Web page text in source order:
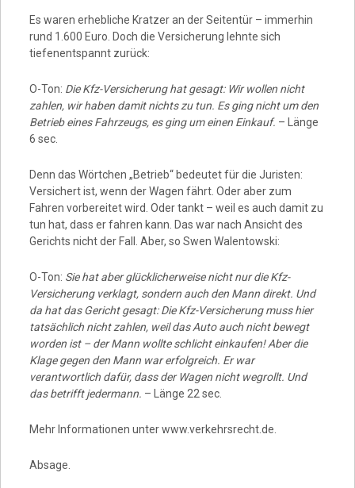
Es waren erhebliche Kratzer an der Seitentür – immerhin
rund 1.600 Euro. Doch die Versicherung lehnte sich
tiefenentspannt zurück:
O-Ton: Die Kfz-Versicherung hat gesagt: Wir wollen nicht
zahlen, wir haben damit nichts zu tun. Es ging nicht um den
Betrieb eines Fahrzeugs, es ging um einen Einkauf. – Länge
6 sec.
Denn das Wörtchen „Betrieb“ bedeutet für die Juristen:
Versichert ist, wenn der Wagen fährt. Oder aber zum
Fahren vorbereitet wird. Oder tankt – weil es auch damit zu
tun hat, dass er fahren kann. Das war nach Ansicht des
Gerichts nicht der Fall. Aber, so Swen Walentowski:
O-Ton: Sie hat aber glücklicherweise nicht nur die Kfz-
Versicherung verklagt, sondern auch den Mann direkt. Und
da hat das Gericht gesagt: Die Kfz-Versicherung muss hier
tatsächlich nicht zahlen, weil das Auto auch nicht bewegt
worden ist – der Mann wollte schlicht einkaufen! Aber die
Klage gegen den Mann war erfolgreich. Er war
verantwortlich dafür, dass der Wagen nicht wegrollt. Und
das betrifft jedermann. – Länge 22 sec.
Mehr Informationen unter www.verkehrsrecht.de.
Absage.